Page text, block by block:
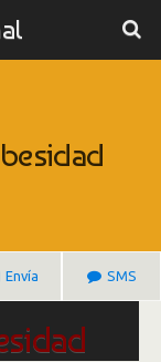
Envía SMS